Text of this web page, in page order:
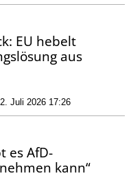
EU hebelt
aus
Juli 2026 17:26
es AfD-
kann“